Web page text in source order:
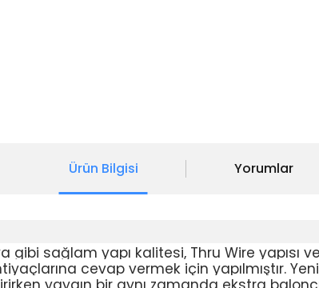
Ürün Bilgisi Yorumlar
gibi sağlam yapı kalitesi, Thru Wire
cevap vermek için yapılmıştır.